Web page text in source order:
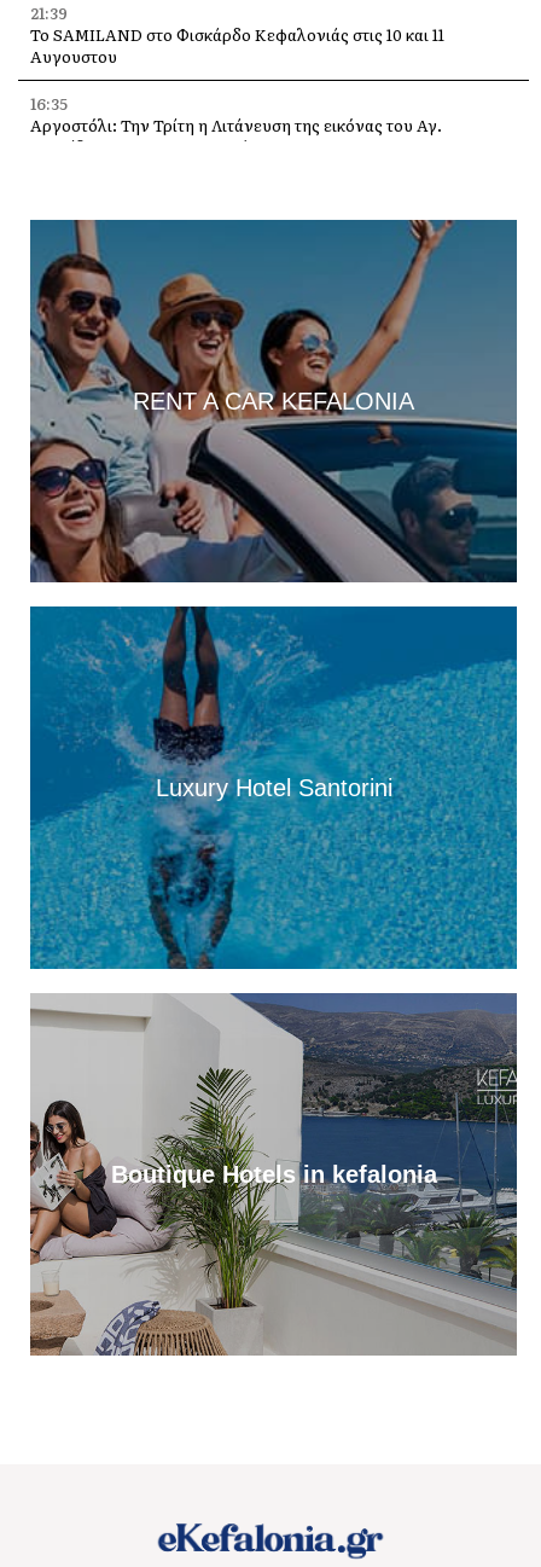
21:39
Το SAMILAND στο Φισκάρδο Κεφαλονιάς στις 10 και 11
Αυγουστου
16:35
Αργοστόλι: Την Τρίτη η Λιτάνευση της εικόνας του Αγ.
Σπυρίδωνα για τους σεισμούς του 53
Η Ελένη Μενεγάκη στο Φισκάρδο, στο εστιατόριο της Τασίας
13:40
Γιάννης Τρεπεκλής: Τιμή στη μνήμη του Αθανασίου Μπεσλεμέ
και σε όσους δίνουν τη μάχη με τις φλόγες
13:35
Δημήτρης Μπάσης στην Αγία Ευφημία: Μεγάλη συναυλία με
ελεύθερη είσοδο στις 12 Αυγούστου
13:30
Οι εκδηλώσεις στον Δήμο Αργοστολίου το τριήμερο 7, 8 και 9
Αυγούστου
13:28
Ένα μεγάλο «ευχαριστώ» στα Νοσοκομεία Κεφαλονιάς –
«Στάθηκαν δίπλα μας σε μια πολύ δύσκολη στιγμή»
Στον “εθνικό κήρυκα” η αυθεντική πλευρά του νησιού. Από
Φτέρη και Κουτσουπιά μέχρι Κουρκουμελάτα, Αίνο και
παραδοσιακά πανηγύρια
13:10
Τα άλογα του Αίνου, σύμμαχοι στην αντιμετώπιση της
13:04
Παράσταση Καραγκιόζη την Παρασκευή 7 Αυγούστου, στα
Τουλιάτα Ερίσου
12:49
Παραδοσιακό πανηγύρι στις 8 Αυγούστου, στον Άγιο Νικόλαο
Ελειού-Πρόννων
12:49
Πρωτοφανής προσέλευση 3.500 ατόμων «βούλιαξε» τον Πόρο
Κεφαλονιάς στο πανηγύρι του Σωτήρος!
12:36
Απονομή υποτροφιών, από το Ίδρυμα Αδελφών Στυλιανού
Τυπάλδου [εικόνες]
12:24
Απόψε, ποιητική βραδιά από τον Πολιτιστικό Σύλλογο “Το
Πυργί”, στο Τσακαρισιάνο
11:56
Αντίστροφη μέτρηση για το Μουσικό Φεστιβάλ “PALI EKEI”, στο
Ληξούρι. Αναλυτικό timeline
Στο Tassia Restaurant στο Φισκάρδο ο Κώστας Παπανικολάου
RENT A CAR KEFALONIA
Luxury Hotel Santorini
Boutique Hotels in kefalonia